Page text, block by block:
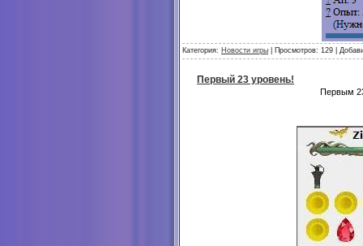
Категория: Новости игры | Просмотров: 129 |
Первый 23 уровень!
Первым